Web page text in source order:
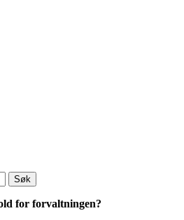
Søk
for forvaltningen?